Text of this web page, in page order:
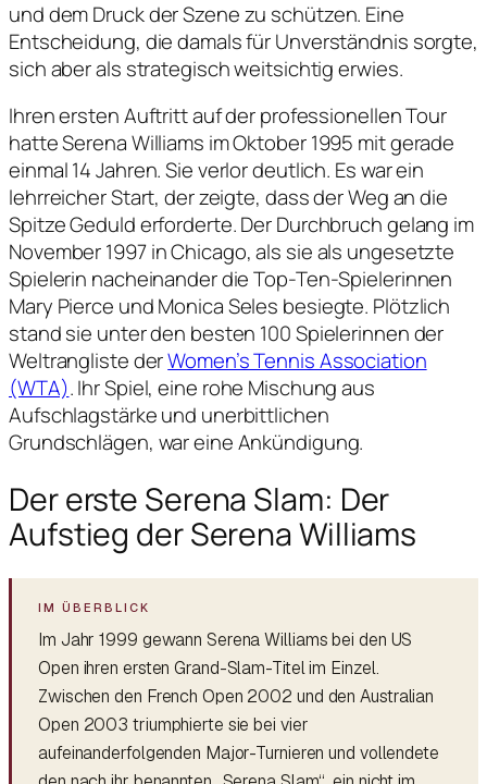
und dem Druck der Szene zu schützen. Eine
Entscheidung, die damals für Unverständnis sorgte,
sich aber als strategisch weitsichtig erwies.
Ihren ersten Auftritt auf der professionellen Tour
hatte Serena Williams im Oktober 1995 mit gerade
einmal 14 Jahren. Sie verlor deutlich. Es war ein
lehrreicher Start, der zeigte, dass der Weg an die
Spitze Geduld erforderte. Der Durchbruch gelang im
November 1997 in Chicago, als sie als ungesetzte
Spielerin nacheinander die Top-Ten-Spielerinnen
Mary Pierce und Monica Seles besiegte. Plötzlich
stand sie unter den besten 100 Spielerinnen der
Weltrangliste derWomen’s Tennis Association
(WTA). Ihr Spiel, eine rohe Mischung aus
Aufschlagstärke und unerbittlichen
Grundschlägen, war eine Ankündigung.
Der erste Serena Slam: Der
Aufstieg der Serena Williams
Im Jahr 1999 gewann Serena Williams bei den US
Open ihren ersten Grand-Slam-Titel im Einzel.
Zwischen den French Open 2002 und den Australian
Open 2003 triumphierte sie bei vier
aufeinanderfolgenden Major-Turnieren und vollendete